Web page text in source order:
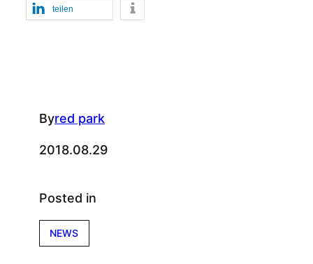
teilen
Byred park
2018.08.29
Posted in
NEWS